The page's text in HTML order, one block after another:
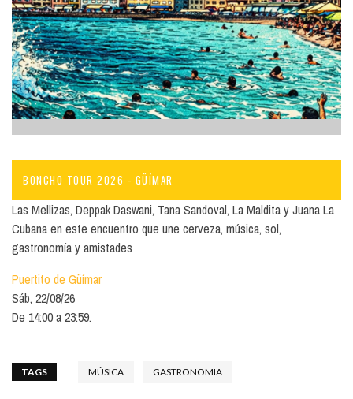
BONCHO TOUR 2026 - GÜÍMAR
Las Mellizas, Deppak Daswani, Tana Sandoval, La Maldita y Juana La
Cubana en este encuentro que une cerveza, música, sol,
gastronomía y amistades
Puertito de Güímar
Sáb, 22/08/26
De 14:00 a 23:59.
TAGS MÚSICA GASTRONOMIA